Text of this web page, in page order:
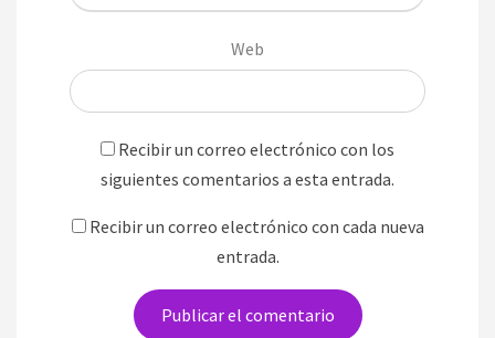
Web
Recibir un correo electrónico con los
siguientes comentarios a esta entrada.
Recibir un correo electrónico con cada nueva
entrada.